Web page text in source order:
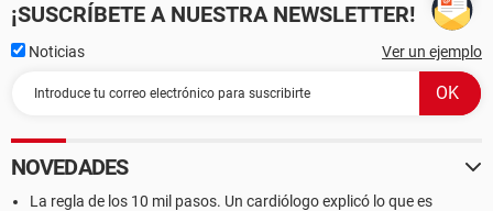
¡SUSCRÍBETE A NUESTRA NEWSLETTER!
Noticias Ver un ejemplo
NOVEDADES
La regla de los 10 mil pasos. Un cardiólogo explicó lo que es